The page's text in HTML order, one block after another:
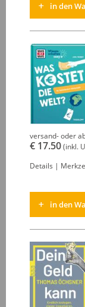
in den
versand- oder
€ 17.50 (inkl.
Details |
in den